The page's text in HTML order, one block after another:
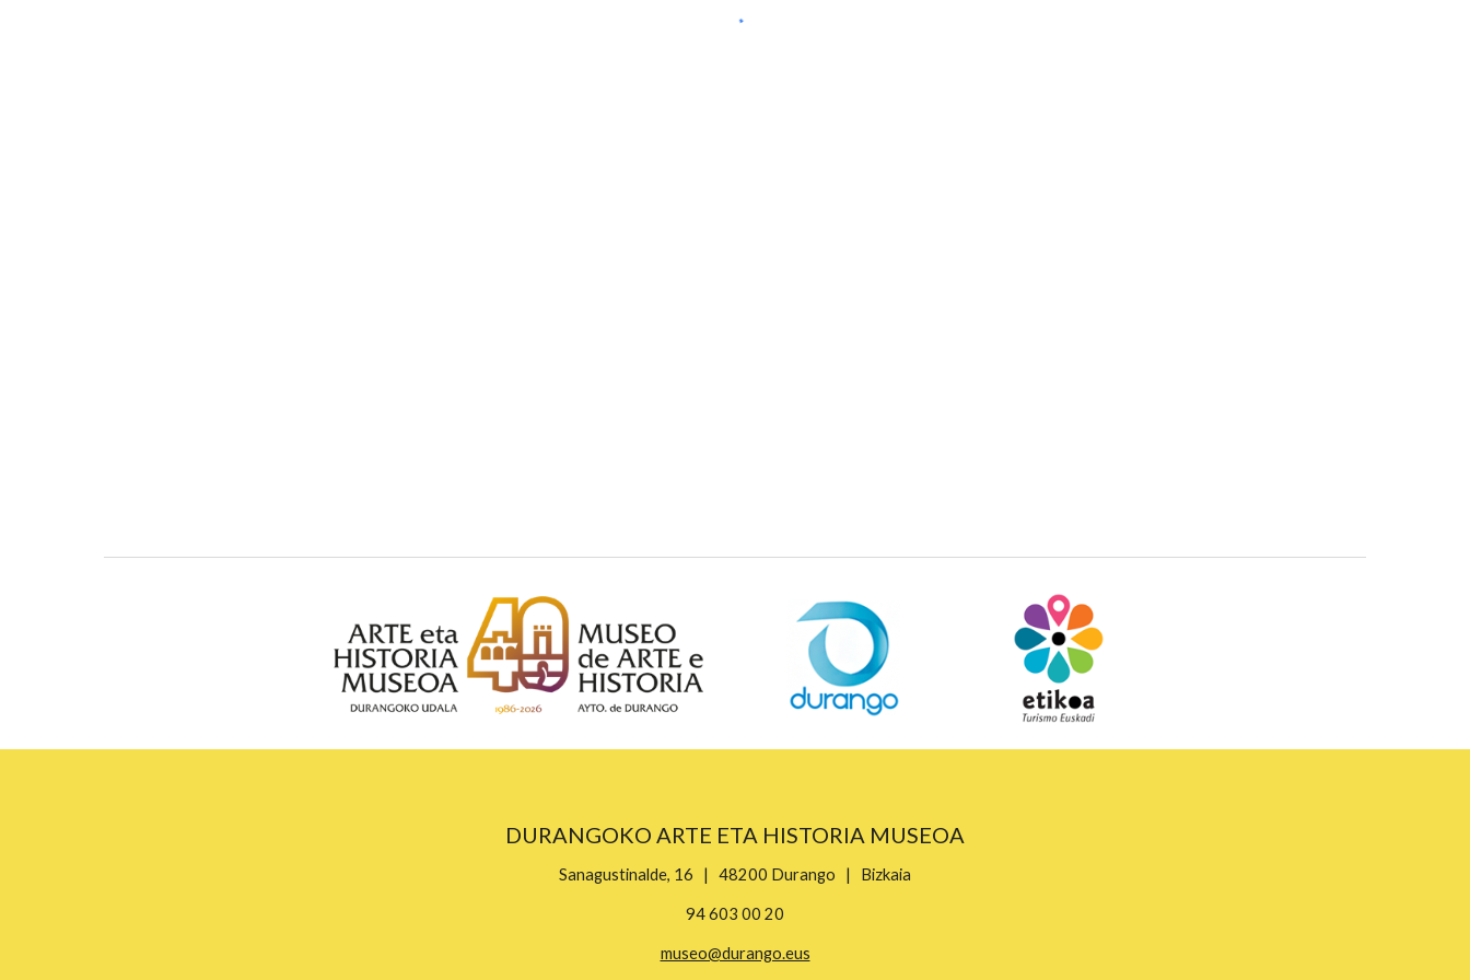
DURANGOKO ARTE ETA HISTORIA MUSEOA
Sanagustinalde, 16 | 48200 Durango | Bizkaia
94 603 00 20
museo@durango.eus